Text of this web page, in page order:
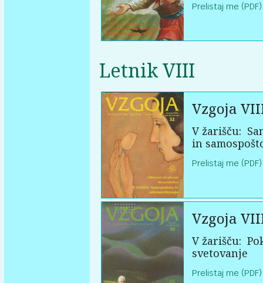
Prelistaj me (PDF)
Letnik VIII
Vzgoja
V žarišču:
in
Prelistaj me (PDF)
Vzgoja
V žarišču:
svetovanje
Prelistaj me (PDF)